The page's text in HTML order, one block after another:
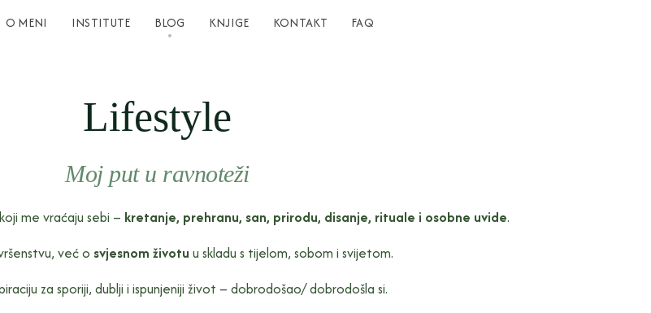
O MENI INSTITUTE BLOG KNJIGE KONTAKT FAQ
Lifestyle
Moj put u ravnoteži
me vraćaju sebi – kretanje, prehranu, san, prirodu, disanje, rituale i osobne uvide.
već o svjesnom životu u skladu s tijelom, sobom i svijetom.
za sporiji, dublji i ispunjeniji život – dobrodošao/ dobrodošla si.